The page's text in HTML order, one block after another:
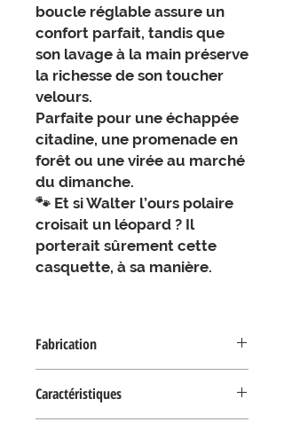
boucle réglable assure un
confort parfait, tandis que
son lavage à la main préserve
la richesse de son toucher
velours.
Parfaite pour une échappée
citadine, une promenade en
forêt ou une virée au marché
du dimanche.
🐾 Et si Walter l’ours polaire
croisait un léopard ? Il
porterait sûrement cette
casquette, à sa manière.
Fabrication
son tissu tissé léger s’adapte à
Caractéristiques